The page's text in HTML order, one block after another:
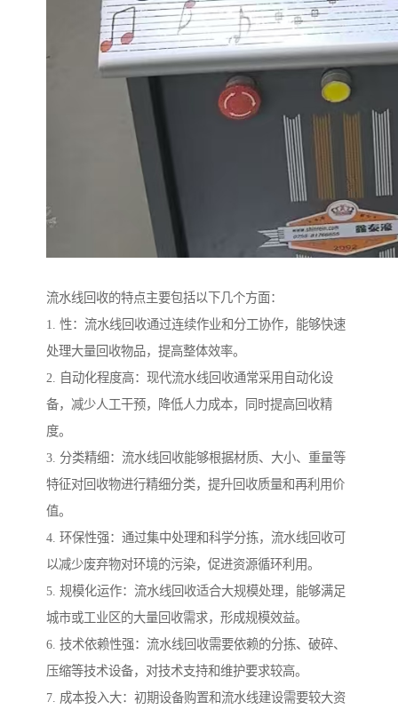
流水线回收的特点主要包括以下几个方面：
1. 性：流水线回收通过连续作业和分工协作，能够快速
处理大量回收物品，提高整体效率。
2. 自动化程度高：现代流水线回收通常采用自动化设
备，减少人工干预，降低人力成本，同时提高回收精
度。
3. 分类精细：流水线回收能够根据材质、大小、重量等
特征对回收物进行精细分类，提升回收质量和再利用价
值。
4. 环保性强：通过集中处理和科学分拣，流水线回收可
以减少废弃物对环境的污染，促进资源循环利用。
5. 规模化运作：流水线回收适合大规模处理，能够满足
城市或工业区的大量回收需求，形成规模效益。
6. 技术依赖性强：流水线回收需要依赖的分拣、破碎、
压缩等技术设备，对技术支持和维护要求较高。
7. 成本投入大：初期设备购置和流水线建设需要较大资